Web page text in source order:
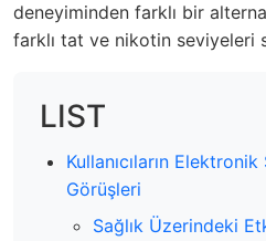
deneyiminden farklı bir
farklı tat ve nikotin seviyeleri
LIST
Kullanıcıların
Görüşleri
Sağlık Üzerindeki